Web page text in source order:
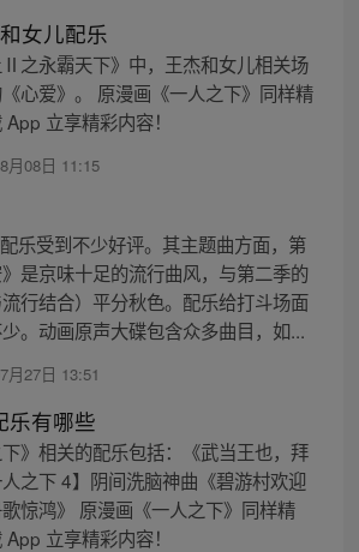
女儿配乐
之永霸天下》中，王杰和女儿相关场
心爱》。 原漫画《一人之下》同样精
立享精彩内容！
月08日 11:15
乐受到不少好评。其主题曲方面，第
是京味十足的流行曲风，与第二季的
流行结合）平分秋色。配乐给打斗场面
。动画原声大碟包含众多曲目，如...
月27日 13:51
乐有哪些
》相关的配乐包括：《武当王也，拜
之下 4】阴间洗脑神曲《碧游村欢迎
惊鸿》 原漫画《一人之下》同样精
立享精彩内容！